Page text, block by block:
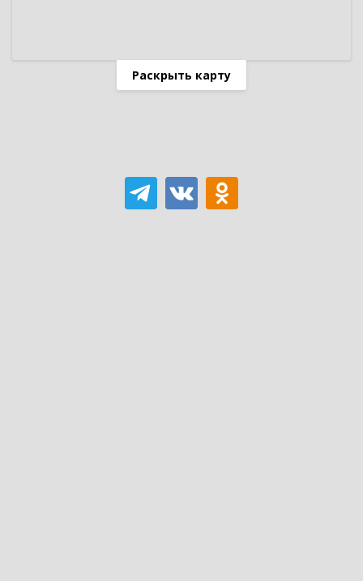
Раскрыть карту